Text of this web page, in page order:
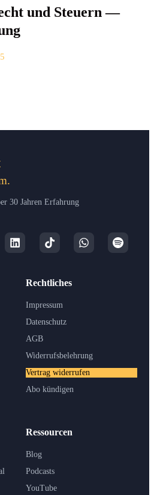
und Steu­ern —
30 Jahren Erfahrung
Ressourcen
Blog
Podcasts
YouTube
Rechtliches
Impressum
Datenschutz
AGB
Widerrufsbelehrung
Vertrag widerrufen
Abo kündigen